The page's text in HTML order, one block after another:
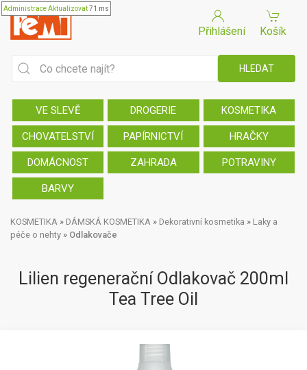
AdministraceAktualizovat71 ms
Přihlášení Košík
VE SLEVĚ DROGERIE KOSMETIKA
CHOVATELSTVÍ PAPÍRNICTVÍ HRAČKY
DOMÁCNOST ZAHRADA POTRAVINY
BARVY
KOSMETIKA » DÁMSKÁ KOSMETIKA » Dekorativní kosmetika » Laky a
péče o nehty » Odlakovače
Lilien regenerační Odlakovač 200ml
Tea Tree Oil